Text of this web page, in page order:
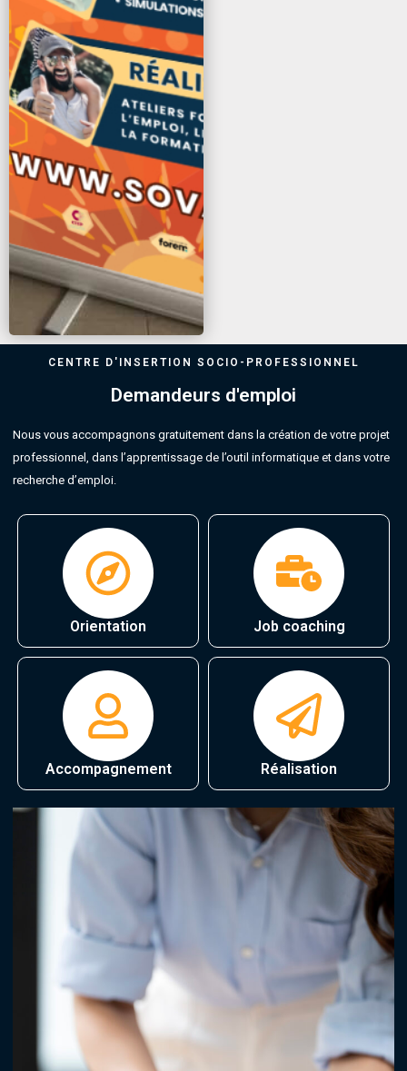
CENTRE D'INSERTION SOCIO-PROFESSIONNEL
Demandeurs d'emploi
Nous vous accompagnons gratuitement dans la création de votre projet
professionnel, dans l’apprentissage de l’outil informatique et dans votre
recherche d’emploi.
Orientation Job coaching
Accompagnement Réalisation